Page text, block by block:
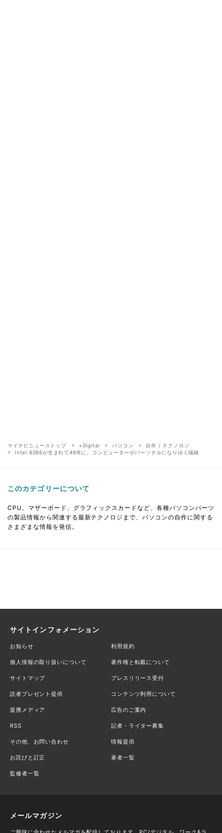
マイナビニューストップ +Digital パソコン
自作 / テクノロジ
Intel 8086が生まれて48年に。コンピューターがパーソナルになりゆく端緒
このカテゴリーについて
CPU、マザーボード、グラフィックスカードなど、各種パソコンパーツ
の製品情報から関連する最新テクノロジまで、パソコンの自作に関する
さまざまな情報を発信。
サイトインフォメーション
お知らせ 利用規約
個人情報の取り扱いについて 著作権と転載について
サイトマップ プレスリリース受付
読者プレゼント提供 コンテンツ利用について
提携メディア 広告のご案内
RSS 記者・ライター募集
その他、お問い合わせ 情報提供
お詫びと訂正 著者一覧
監修者一覧
メールマガジン